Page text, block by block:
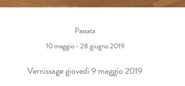
Passata
10 maggio - 28 giugno 2019
Vernissage giovedì 9 maggio 2019